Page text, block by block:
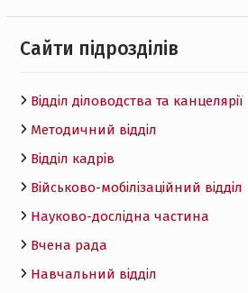
Cайти підрозділів
Відділ діловодства та канцелярії
Методичний відділ
Відділ кадрів
Військово-мобілізаційний відділ
Науково-дослідна частина
Вчена рада
Навчальний відділ